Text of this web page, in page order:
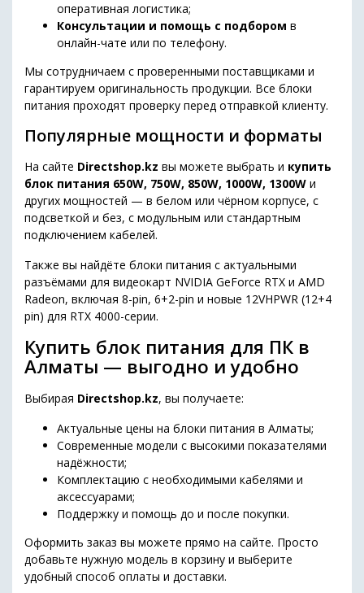
оперативная логистика;
Консультации и помощь с подбором в
онлайн-чате или по телефону.
Мы сотрудничаем с проверенными поставщиками и
гарантируем оригинальность продукции. Все блоки
питания проходят проверку перед отправкой клиенту.
Популярные мощности и форматы
На сайте Directshop.kz вы можете выбрать и купить
блок питания 650W, 750W, 850W, 1000W, 1300W и
других мощностей — в белом или чёрном корпусе, с
подсветкой и без, с модульным или стандартным
подключением кабелей.
Также вы найдёте блоки питания с актуальными
разъёмами для видеокарт NVIDIA GeForce RTX и AMD
Radeon, включая 8-pin, 6+2-pin и новые 12VHPWR (12+4
pin) для RTX 4000-серии.
Купить блок питания для ПК в
Алматы — выгодно и удобно
Выбирая Directshop.kz, вы получаете:
Актуальные цены на блоки питания в Алматы;
Современные модели с высокими показателями
надёжности;
Комплектацию с необходимыми кабелями и
аксессуарами;
Поддержку и помощь до и после покупки.
Оформить заказ вы можете прямо на сайте. Просто
добавьте нужную модель в корзину и выберите
удобный способ оплаты и доставки.